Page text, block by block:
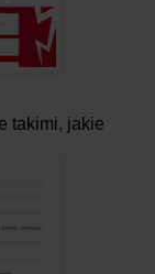
takimi, jakie